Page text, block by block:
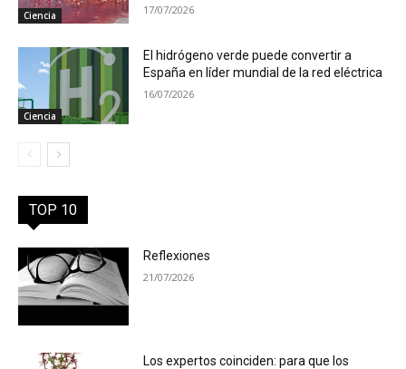
Ciencia 17/07/2026
Ciencia
El hidrógeno verde puede convertir a
España en líder mundial de la red eléctrica
16/07/2026
TOP 10
Reflexiones
21/07/2026
Los expertos coinciden: para que los